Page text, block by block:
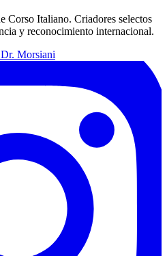
Corso Italiano. Criadores selectos
y reconocimiento internacional.
Morsiani